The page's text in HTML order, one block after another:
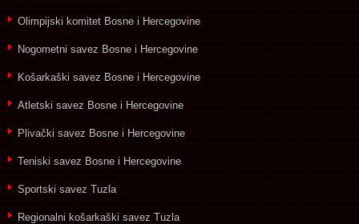
Olimpijski komitet Bosne i Hercegovine
Nogometni savez Bosne i Hercegovine
Košarkaški savez Bosne i Hercegovine
Atletski savez Bosne i Hercegovine
Plivački savez Bosne i Hercegovine
Teniski savez Bosne i Hercegovine
Sportski savez Tuzla
Regionalni košarkaški savez Tuzla